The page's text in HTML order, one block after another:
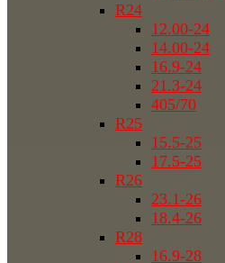
R24
12.00-24
14.00-24
16.9-24
21.3-24
405/70
R25
15.5-25
17.5-25
R26
23.1-26
18.4-26
R28
16.9-28